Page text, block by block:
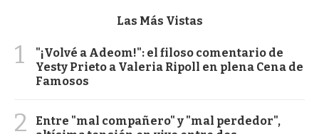
Las Más Vistas
1
"¡Volvé a Adeom!": el filoso comentario de
Yesty Prieto a Valeria Ripoll en plena Cena de
Famosos
2
Entre "mal compañero" y "mal perdedor",